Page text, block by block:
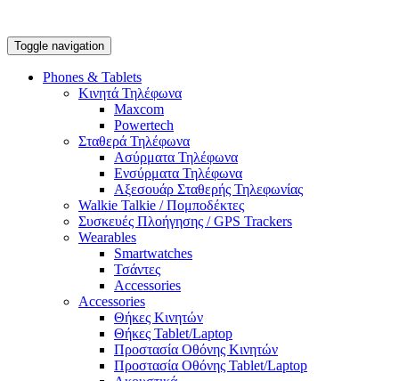
Toggle navigation
Phones & Tablets
Κινητά Τηλέφωνα
Maxcom
Powertech
Σταθερά Τηλέφωνα
Ασύρματα Τηλέφωνα
Ενσύρματα Τηλέφωνα
Αξεσουάρ Σταθερής Τηλεφωνίας
Walkie Talkie / Πομποδέκτες
Συσκευές Πλοήγησης / GPS Trackers
Wearables
Smartwatches
Τσάντες
Accessories
Accessories
Θήκες Κινητών
Θήκες Tablet/Laptop
Προστασία Οθόνης Κινητών
Προστασία Οθόνης Tablet/Laptop